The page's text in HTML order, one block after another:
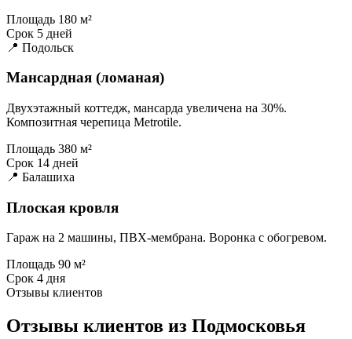
Площадь 180 м²
Срок 5 дней
📍 Подольск
Мансардная (ломаная)
Двухэтажный коттедж, мансарда увеличена на 30%.
Композитная черепица Metrotile.
Площадь 380 м²
Срок 14 дней
📍 Балашиха
Плоская кровля
Гараж на 2 машины, ПВХ-мембрана. Воронка с обогревом.
Площадь 90 м²
Срок 4 дня
Отзывы клиентов
Отзывы клиентов из Подмосковья